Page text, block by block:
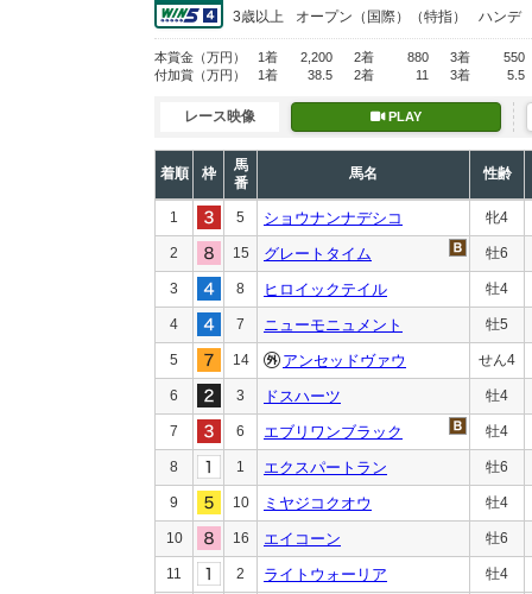
3歳以上 オープン （国際）（特指） ハンデ
本賞金 （万円） 1着 2,200 2着 880 3着
550
付加賞 （万円） 1着 38.5 2着 11 3着 5.5
レース映像 PLAY
着順 枠
馬
番
馬名 性齢
1 5 ショウナンナデシコ 牝4
2 15 グレートタイム 牡6
3 8 ヒロイックテイル 牡4
4 7 ニューモニュメント 牡5
5 14 アンセッドヴァウ せん4
6 3 ドスハーツ 牡4
7 6 エブリワンブラック 牡4
8 1 エクスパートラン 牡6
9 10 ミヤジコクオウ 牡4
10 16 エイコーン 牡6
11 2 ライトウォーリア 牡4